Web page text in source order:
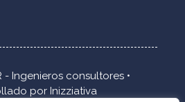
- Ingenieros consultores •
por Inizziativa